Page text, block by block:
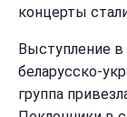
концерты
Выступление
беларусско-
группа